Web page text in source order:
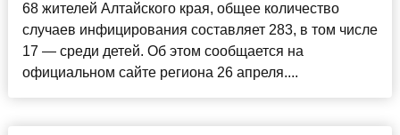
68 жителей Алтайского края, общее количество
случаев инфицирования составляет 283, в том числе
17 — среди детей. Об этом сообщается на
официальном сайте региона 26 апреля....